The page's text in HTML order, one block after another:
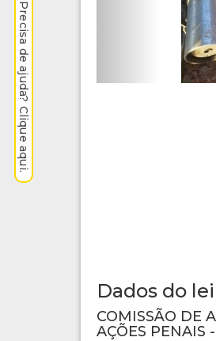
Dados do
COMISSÃO DE
AÇÕES PENAIS
Precisa de ajuda? Clique aqui.